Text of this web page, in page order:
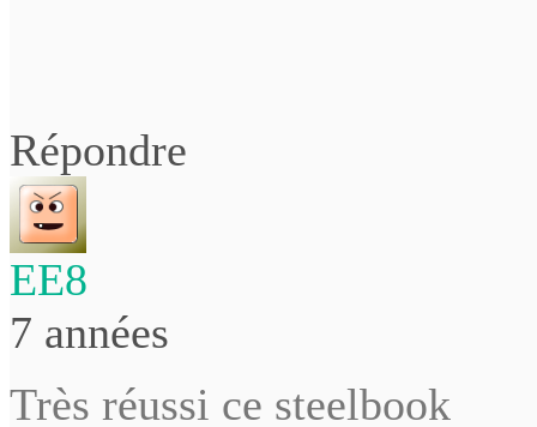
Répondre
EE8
7 années
Très réussi ce steelbook